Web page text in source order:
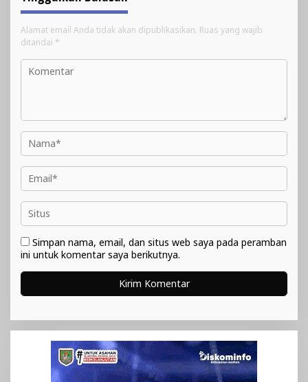
Alamat email Anda tidak akan dipublikasikan. Ruas yang wajib
ditandai *
Simpan nama, email, dan situs web saya pada peramban
ini untuk komentar saya berikutnya.